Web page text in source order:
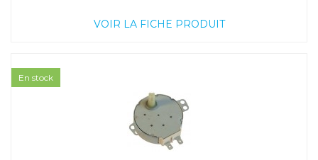
VOIR LA FICHE PRODUIT
En stock